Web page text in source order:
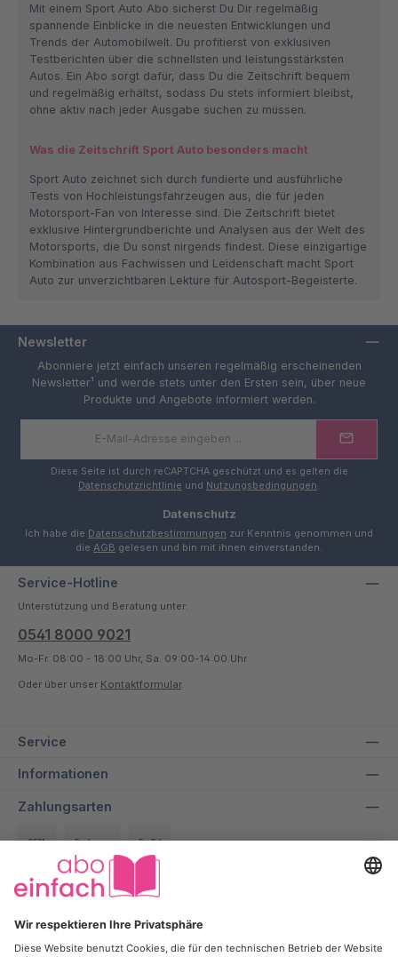
Mit einem Sport Auto Abo sicherst Du Dir regelmäßig
spannende Einblicke in die neuesten Entwicklungen und
Trends der Automobilwelt. Du profitierst von exklusiven
Testberichten über die schnellsten und leistungsstärksten
Autos. Ein Abo sorgt dafür, dass Du die Zeitschrift bequem
und regelmäßig erhältst, sodass Du stets informiert bleibst,
ohne aktiv nach jeder Ausgabe suchen zu müssen.
Was die Zeitschrift Sport Auto besonders macht
Sport Auto zeichnet sich durch fundierte und ausführliche
Tests von Hochleistungsfahrzeugen aus, die für jeden
Motorsport-Fan von Interesse sind. Die Zeitschrift bietet
exklusive Hintergrundberichte und Analysen aus der Welt des
Motorsports, die Du sonst nirgends findest. Diese einzigartige
Kombination aus Fachwissen und Leidenschaft macht Sport
Auto zur unverzichtbaren Lektüre für Autosport-Begeisterte.
Newsletter
Abonniere jetzt einfach unseren regelmäßig erscheinenden
Newsletter¹ und werde stets unter den Ersten sein, über neue
Produkte und Angebote informiert werden.
Diese Seite ist durch reCAPTCHA geschützt und es gelten die
Datenschutzrichtlinie und Nutzungsbedingungen.
Datenschutz
Ich habe die Datenschutzbestimmungen zur Kenntnis genommen und
die AGB gelesen und bin mit ihnen einverstanden.
Service-Hotline
Unterstützung und Beratung unter:
0541 8000 9021
Mo-Fr. 08:00 - 18:00 Uhr, Sa. 09:00-14:00 Uhr
Oder über unser Kontaktformular.
Service
Informationen
Zahlungsarten
SEPA Rechnung PayPal
Über uns
Wir bei aboeinfach geben alles dafür, dir ein entspanntes und